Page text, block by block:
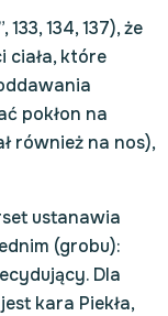
134, 137), że
ciała, które
pokłon na
również na nos),
ustanawia
(grobu):
Dla
kara Piekła,